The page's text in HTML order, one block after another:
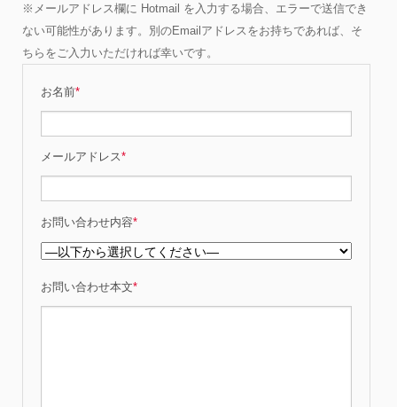
※メールアドレス欄に Hotmail を入力する場合、エラーで送信でき
ない可能性があります。別のEmailアドレスをお持ちであれば、そ
ちらをご入力いただければ幸いです。
お名前*
メールアドレス*
お問い合わせ内容*
お問い合わせ本文*